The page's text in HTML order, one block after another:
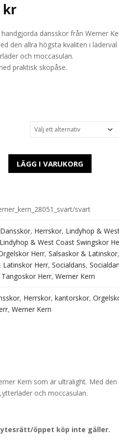
kr
dansskor från Werner
den allra högsta kvaliten i läderval
och moccasulan.
praktisk skopåse.
LÄGG I VARUKORG
svart
Dansskor, Herrskor, Lindyhop &
Lindyhop & West Coast Swingskor
Herr, Salsaskor & Latinskor,
Latinskor Herr, Socialdans,
Tangoskor Herr, Werner Kern
, Herrskor, kantorskor,
, Werner Kern
Kern som är ultralight. Med den
och moccasulan.
öppet köp inte gäller.